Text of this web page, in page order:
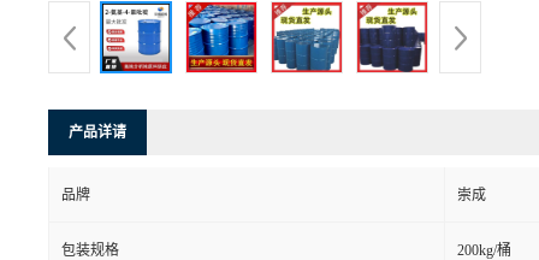
产品详请
品牌 崇成
包装规格 200kg/桶